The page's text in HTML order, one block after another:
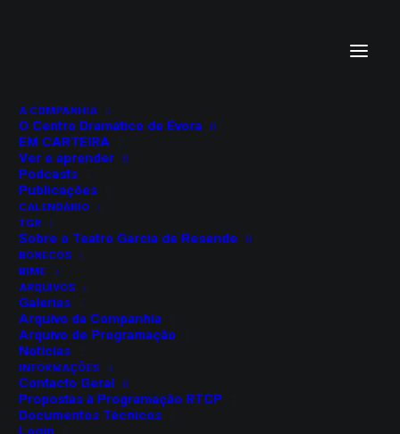
A COMPANHIA
O Centro Dramático de Évora
EM CARTEIRA
Ver e aprender
Podcasts
Publicações
CALENDÁRIO
TGR
Sobre o Teatro Garcia de Resende
BONECOS
BIME
ARQUIVOS
Galerias
Arquivo da Companhia
Arquivo de Programação
Notícias
INFORMAÇÕES
Contacto Geral
Propostas à Programação RTCP
Documentos Técnicos
SONS NO SALÃO:
FRAGMENTOS DE UMA
REVOLUÇÃO
Ludwig van Beethoven e Dmitri